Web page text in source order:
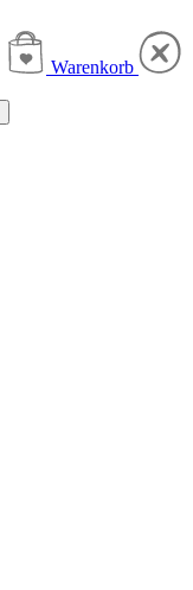
Warenkorb